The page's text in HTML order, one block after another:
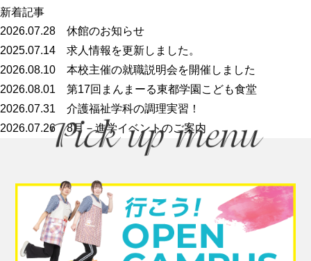
新着記事
2026.07.28 休館のお知らせ
2025.07.14 求人情報を更新しました。
2026.08.10 本校主催の就職説明会を開催しました
2026.08.01 第17回まんまーる東都学園こども食堂
2026.07.31 介護福祉学科の調理実習！
2026.07.268月－進学イベントのご案内